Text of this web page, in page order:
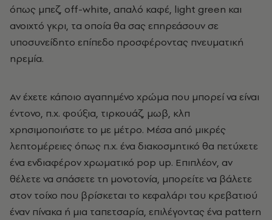
όπως μπεζ, off-white, απαλό καφέ, light green και
ανοιχτό γκρι, τα οποία θα σας επηρεάσουν σε
υποσυνείδητο επίπεδο προσφέροντας πνευματική
ηρεμία.
Αν έχετε κάποιο αγαπημένο χρώμα που μπορεί να είναι
έντονο, π.χ. φούξια, τιρκουάζ, μωβ, κλπ
χρησιμοποιήστε το με μέτρο. Μέσα από μικρές
λεπτομέρειες όπως π.χ. ένα διακοσμητικό θα πετύχετε
ένα ενδιαφέρον χρωματικό pop up. Eπιπλέον, αν
θέλετε να σπάσετε τη μονοτονία, μπορείτε να βάλετε
στον τοίχο που βρίσκεται το κεφαλάρι του κρεβατιού
έναν πίνακα ή μια ταπετσαρία, επιλέγοντας ένα pattern